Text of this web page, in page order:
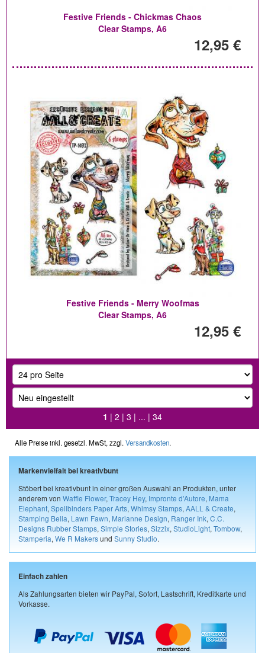
Festive Friends - Chickmas Chaos
Clear Stamps, A6
12,95 €
Festive Friends - Merry Woofmas
Clear Stamps, A6
12,95 €
1 | 2 | 3 | ... | 34
Alle Preise inkl. gesetzl. MwSt, zzgl. Versandkosten.
Markenvielfalt bei kreativbunt
Stöbert bei kreativbunt in einer großen Auswahl an Produkten, unter
anderem von Waffle Flower, Tracey Hey, Impronte d'Autore, Mama
Elephant, Spellbinders Paper Arts, Whimsy Stamps, AALL & Create,
Stamping Bella, Lawn Fawn, Marianne Design, Ranger Ink, C.C.
Designs Rubber Stamps, Simple Stories, Sizzix, StudioLight, Tombow,
Stamperia, We R Makersund Sunny Studio.
Einfach zahlen
Als Zahlungsarten bieten wir PayPal, Sofort, Lastschrift, Kreditkarte und
Vorkasse.